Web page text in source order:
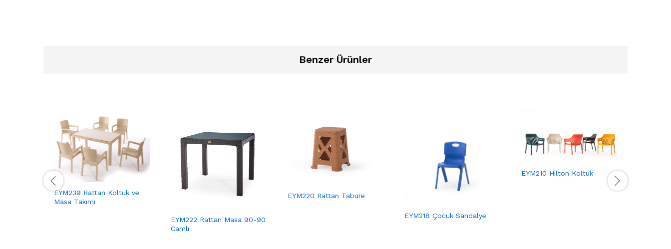
Benzer Ürünler
EYM239 Rattan Koltuk ve
Masa Takımı
EYM222 Rattan Masa 90-90
Camlı
EYM220 Rattan Tabure
EYM218 Çocuk Sandalye
EYM210 Hilton Koltuk